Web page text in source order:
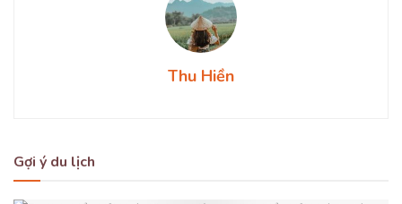
Thu Hiền
Gợi ý du lịch